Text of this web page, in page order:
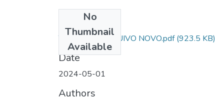
No
Thumbnail
Available
TCC FINAL ARQUIVO NOVO.pdf(923.5 KB)
Date
2024-05-01
Authors